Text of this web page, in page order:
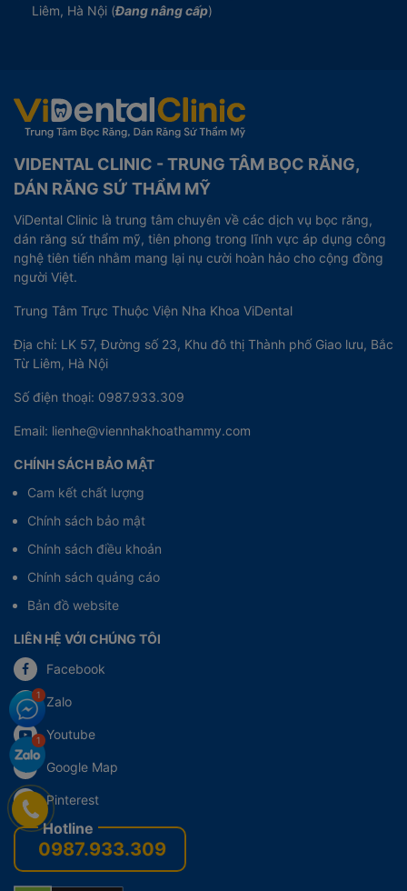
Liêm, Hà Nội (Đang nâng cấp)
VIDENTAL CLINIC - TRUNG TÂM BỌC RĂNG,
DÁN RĂNG SỨ THẨM MỸ
ViDental Clinic là trung tâm chuyên về các dịch vụ bọc răng,
dán răng sứ thẩm mỹ, tiên phong trong lĩnh vực áp dụng công
nghệ tiên tiến nhằm mang lại nụ cười hoàn hảo cho cộng đồng
người Việt.
Trung Tâm Trực Thuộc Viện Nha Khoa ViDental
Địa chỉ: LK 57, Đường số 23, Khu đô thị Thành phố Giao lưu, Bắc
Từ Liêm, Hà Nội
Số điện thoại: 0987.933.309
Email: lienhe@viennhakhoathammy.com
CHÍNH SÁCH BẢO MẬT
Cam kết chất lượng
Chính sách bảo mật
Chính sách điều khoản
Chính sách quảng cáo
Bản đồ website
LIÊN HỆ VỚI CHÚNG TÔI
Facebook
Zalo
Youtube
Google Map
Pinterest
0987.933.309